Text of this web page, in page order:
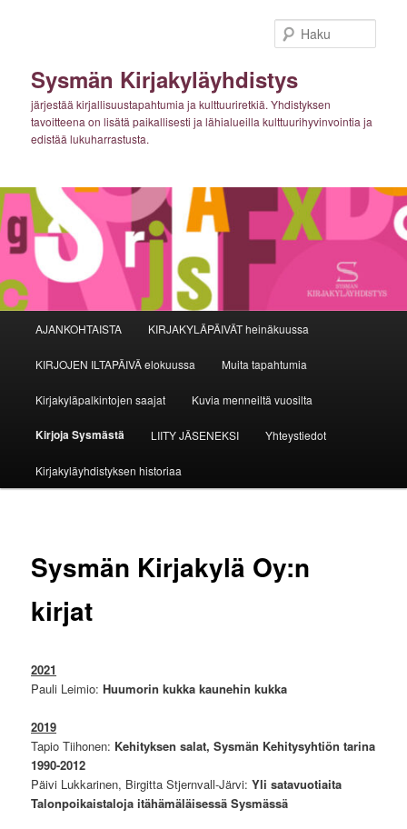
Sysmän Kirjakyläyhdistys
järjestää kirjallisuustapahtumia ja kulttuuriretkiä. Yhdistyksen
tavoitteena on lisätä paikallisesti ja lähialueilla kulttuurihyvinvointia ja
edistää lukuharrastusta.
AJANKOHTAISTA KIRJAKYLÄPÄIVÄT heinäkuussa
KIRJOJEN ILTAPÄIVÄ elokuussa Muita tapahtumia
Kirjakyläpalkintojen saajat Kuvia menneiltä vuosilta
Kirjoja Sysmästä LIITY JÄSENEKSI Yhteystiedot
Kirjakyläyhdistyksen historiaa
Sysmän Kirjakylä Oy:n
kirjat
2021
Pauli Leimio:Huumorin kukka kaunehin kukka
2019
Tapio Tiihonen: Kehityksen salat, Sysmän Kehitysyhtiön tarina
1990-2012
Päivi Lukkarinen, Birgitta Stjernvall-Järvi:Yli satavuotiaita
Talonpoikaistaloja itähämäläisessä Sysmässä